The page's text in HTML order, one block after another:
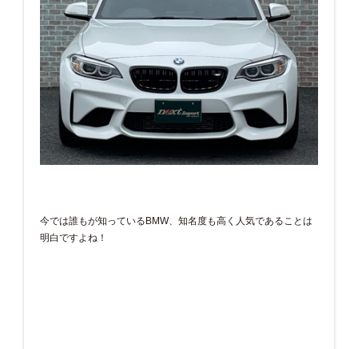
今では誰もが知っているBMW、知名度も高く人気であることは
明白ですよね！